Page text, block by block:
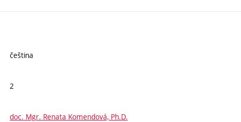
čeština
2
doc. Mgr. Renata Komendová, Ph.D.